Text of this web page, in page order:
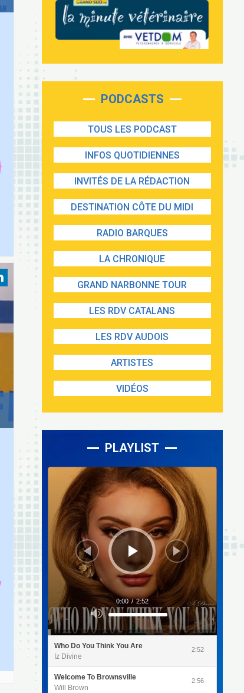
PODCASTS
TOUS LES PODCAST
INFOS QUOTIDIENNES
INVITÉS DE LA RÉDACTION
DESTINATION CÔTE DU MIDI
RADIO BARQUES
LA CHRONIQUE
GRAND NARBONNE TOUR
LES RDV CATALANS
LES RDV AUDOIS
ARTISTES
VIDÉOS
PLAYLIST
Lecteur
Utilisez
les
flèches
haut/bas
augmenter
le
volume.
0:00 / 2:52
Who Do You Think You Are
Iz Divine
2:52
Welcome To Brownsville
Will Brown
2:56